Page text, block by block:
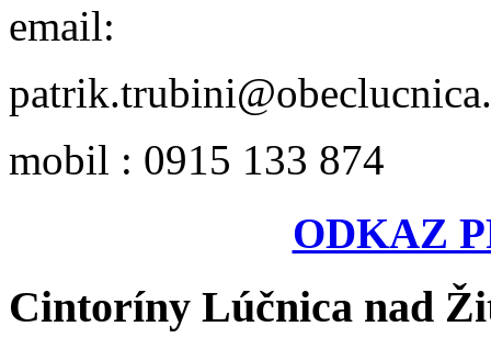
email:
mobil : 0915 133 874
ODKAZ
Cintoríny Lúčnica nad